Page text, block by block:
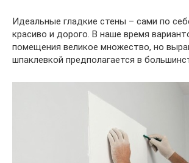
Идеальные гладкие стены – сами по
красиво и дорого. В наше время
помещения великое множество, но
шпаклевкой предполагается в